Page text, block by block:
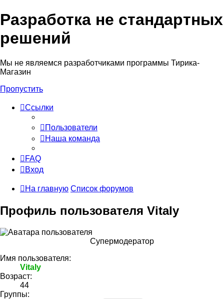
Разработка не стандартных
решений
Мы не являемся разработчиками программы Тирика-
Магазин
Пропустить
Ссылки
Пользователи
Наша команда
FAQ
Вход
На главную Список форумов
Профиль пользователя Vitaly
Супермодератор
Имя пользователя:
Vitaly
Возраст:
44
Группы: